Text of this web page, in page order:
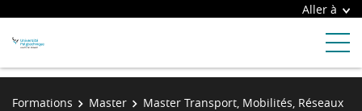
Aller à
Formations Master
Master Transport, Mobilités, Réseaux